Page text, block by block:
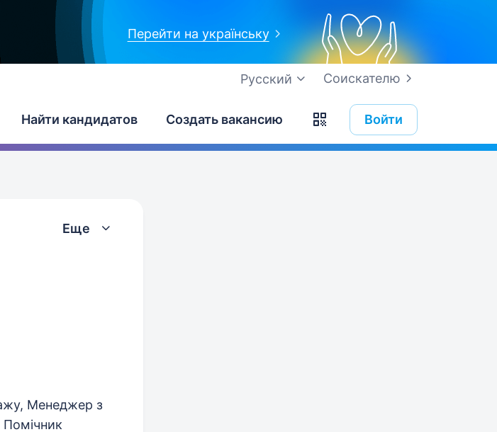
Перейти на українську
Соискателю
Русский
Найти кандидатов Создать вакансию Войти
Еще
Менеджер з